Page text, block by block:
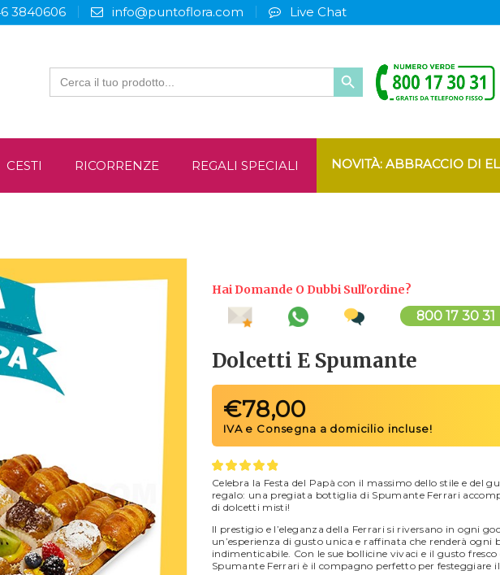
3840606 info@puntoflora.com Live Chat
Search
for:
CESTI RICORRENZE REGALI SPECIALI NOVITÀ: ABBRACCIO DI
Hai Domande O Dubbi Sull'ordine?
800 17 30 31
Dolcetti E Spumante
€78,00
Celebra la Festa del Papà con il massimo dello stile e del
regalo: una pregiata bottiglia di Spumante Ferrari
di dolcetti misti!
Il prestigio e l’eleganza della Ferrari si riversano in ogni
un’esperienza di gusto unica e raffinata che renderà
indimenticabile. Con le sue bollicine vivaci e il gusto
Spumante Ferrari è il compagno perfetto per festeggiare